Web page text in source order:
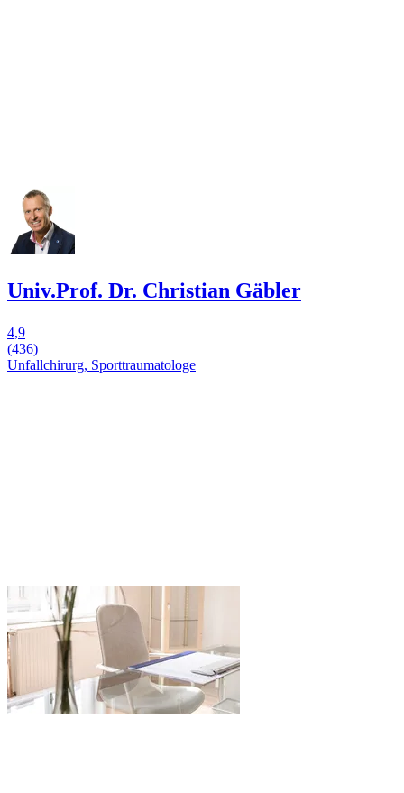
Univ.Prof. Dr. Christian Gäbler
4,9
(436)
Unfallchirurg, Sporttraumatologe